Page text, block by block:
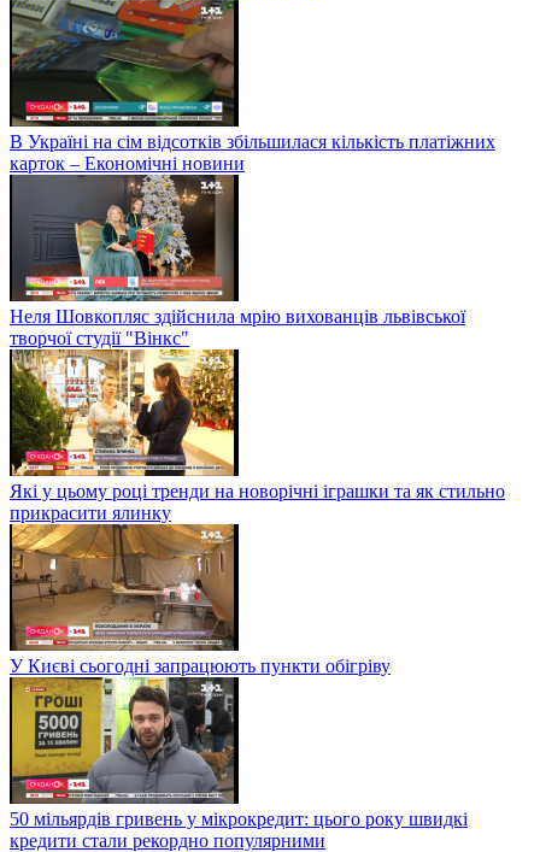
В Україні на сім відсотків збільшилася кількість платіжних
карток – Економічні новини
Неля Шовкопляс здійснила мрію вихованців львівської
творчої студії "Вінкс"
Які у цьому році тренди на новорічні іграшки та як стильно
прикрасити ялинку
У Києві сьогодні запрацюють пункти обігріву
50 мільярдів гривень у мікрокредит: цього року швидкі
кредити стали рекордно популярними